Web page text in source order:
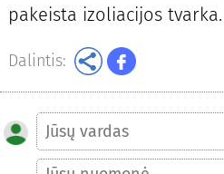
pakeista izoliacijos tvarka.
Dalintis: